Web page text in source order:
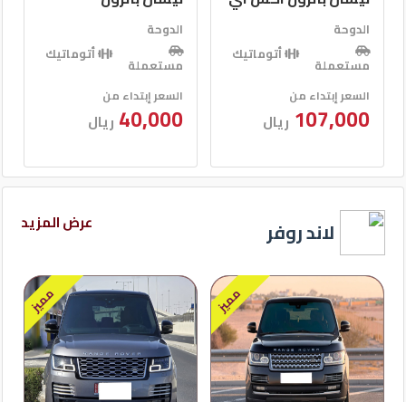
الدوحة
مستعملة
أتوماتيك
السعر إبتداء من
40,000 ريال
الدوحة
مستعملة
أتوماتيك
السعر إبتداء من
60,000 ريال
لاند روفر عرض المزيد
مميز